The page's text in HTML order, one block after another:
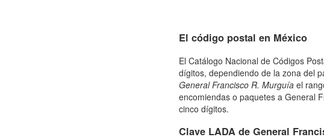
El código postal en México
El Catálogo Nacional de Códigos
dígitos, dependiendo de la zona del
General Francisco R. Murguía el
encomiendas o paquetes a General
cinco dígitos.
Clave LADA de General